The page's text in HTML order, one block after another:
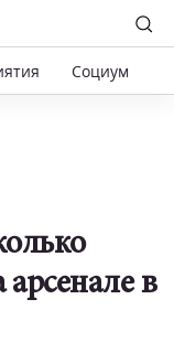
Социум
арсенале в